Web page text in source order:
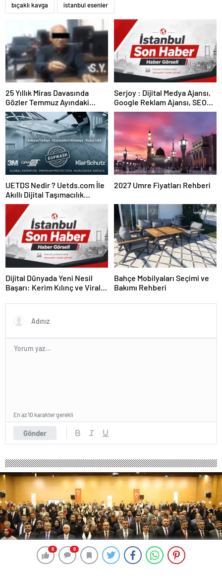
0 0
bıçaklı kavga istanbul esenler
25 Yıllık Miras Davasında
Gözler Temmuz Ayındaki
Karar Duruşmasına Çevrildi
Serjoy : Dijital Medya Ajansı,
Google Reklam Ajansı, SEO
Ajansı ve Web Tasarım Ajansı
UETDS Nedir ? Uetds.com İle
Akıllı Dijital Taşımacılık
Yazılımı
2027 Umre Fiyatları Rehberi
Dijital Dünyada Yeni Nesil
Başarı: Kerim Kılınç ve Viral
Bahçe Mobilyaları Seçimi ve
Bakımı Rehberi
Gönder
En az 10 karakter gerekli
0 0